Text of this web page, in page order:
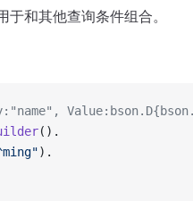
和其他查询条件组合。
().
).